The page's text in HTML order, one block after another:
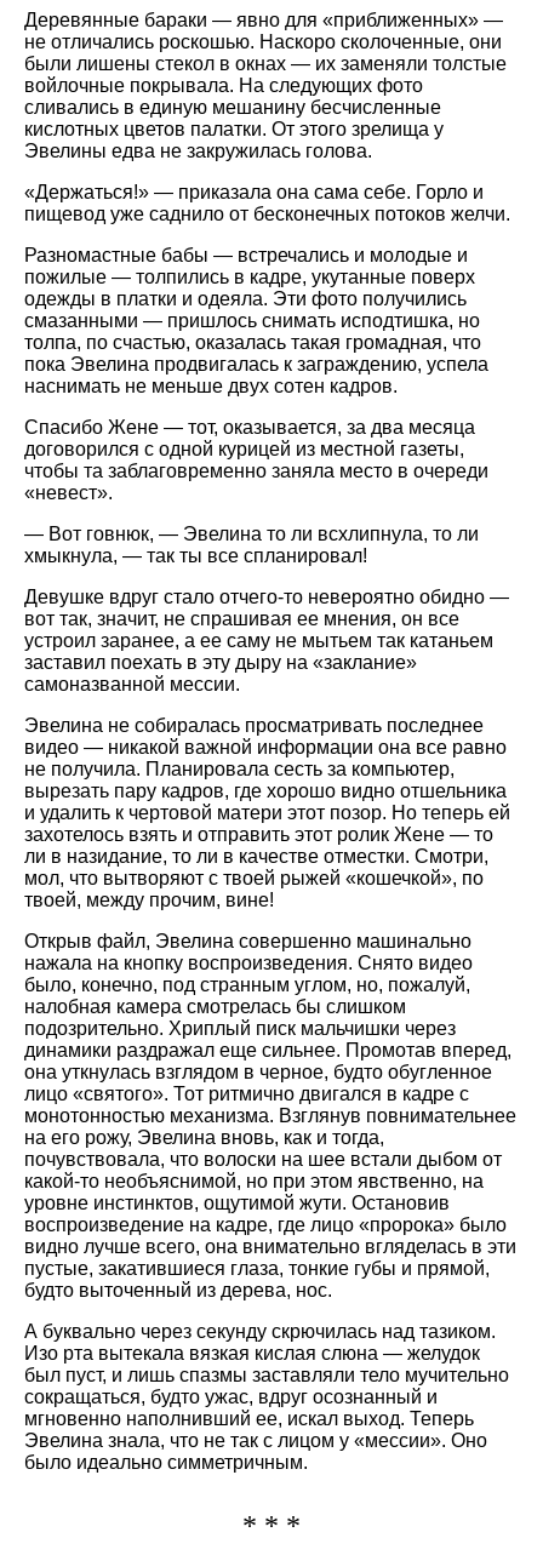
Деревянные бараки — явно для
приближенных
—
не отличались роскошью. Наскоро сколоченные, они
были лишены стекол в окнах — их заменяли толстые
войлочные покрывала. На следующих фото
сливались в единую мешанину бесчисленные
кислотных цветов палатки. От этого зрелища у
Эвелины едва не закружилась голова.
Держаться!
— приказала она сама себе. Горло и
пищевод уже саднило от бесконечных потоков желчи.
Разномастные бабы — встречались и молодые и
пожилые — толпились в кадре, укутанные поверх
одежды в платки и одеяла. Эти фото получились
смазанными — пришлось снимать исподтишка, но
толпа, по счастью, оказалась такая громадная, что
пока Эвелина продвигалась к заграждению, успела
наснимать не меньше двух сотен кадров.
Спасибо Жене — тот, оказывается, за два месяца
договорился с одной курицей из местной газеты,
чтобы та заблаговременно заняла место в очереди
невест .
— Вот говнюк, — Эвелина то ли всхлипнула, то ли
хмыкнула, — так ты все спланировал!
Девушке вдруг стало отчего-то невероятно обидно —
вот так, значит, не спрашивая ее мнения, он все
устроил заранее, а ее саму не мытьем так катаньем
заставил поехать в эту дыру на
заклание
самоназванной мессии.
Эвелина не собиралась просматривать последнее
видео — никакой важной информации она все равно
не получила. Планировала сесть за компьютер,
вырезать пару кадров, где хорошо видно отшельника
и удалить к чертовой матери этот позор. Но теперь ей
захотелось взять и отправить этот ролик Жене — то
ли в назидание, то ли в качестве отместки. Смотри,
мол, что вытворяют с твоей рыжей
кошечкой
, по
твоей, между прочим, вине!
Открыв файл, Эвелина совершенно машинально
нажала на кнопку воспроизведения. Снято видeо
было, конечно, под странным углом, но, пожалуй,
налобная камера смотрелась бы слишком
подозрительно. Хриплый писк мальчишки через
динамики раздражал еще сильнее. Промотав вперед,
она уткнулась взглядом в черное, будто обугленное
лицо
святого . Тот ритмично двигался в кадре с
монотонностью механизма. Взглянув повнимательнее
на его рожу, Эвелина вновь, как и тогда,
почувствовала, что волоски на шее встали дыбом от
какой-то необъяснимой, но при этом явственно, на
уровне инстинктов, ощутимой жути. Остановив
воспроизведение на кадре, где лицо
пророка
было
видно лучше всего, она внимательно вгляделась в эти
пустые, закатившиеся глаза, тонкие губы и прямой,
будто выточенный из дерева, нос.
А буквально через секунду скрючилась над тазиком.
Изо рта вытекала вязкая кислая слюна — желудок
был пуст, и лишь спазмы заставляли тело мучительно
сокращаться, будто ужас, вдруг осознанный и
мгновенно наполнивший ее, искал выход. Теперь
Эвелина знала, что не так с лицом у
мессии
. Оно
было идеально симметричным.
* * *